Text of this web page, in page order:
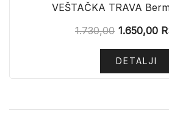
VEŠTAČKA TRAVA
1.730,00 1.650,00
DETALJI